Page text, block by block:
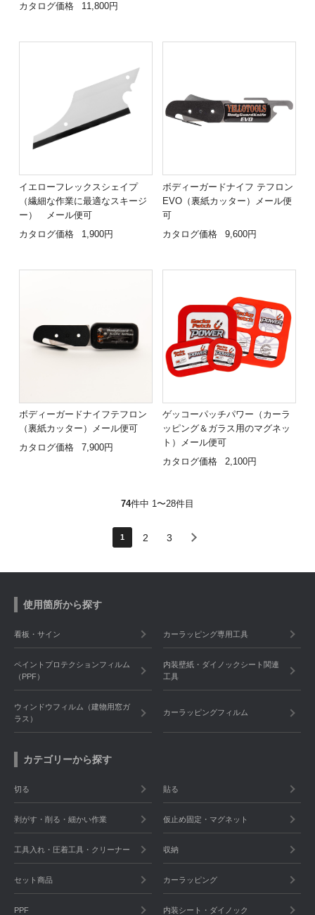
カタログ価格
11,800円
イエローフレックスシェイプ
（繊細な作業に最適なスキージ
ー） メール便可
カタログ価格
1,900円
ボディーガードナイフ テフロン
EVO（裏紙カッター）メール便
可
カタログ価格
9,600円
ボディーガードナイフテフロン
（裏紙カッター）メール便可
カタログ価格
7,900円
ゲッコーパッチパワー（カーラ
ッピング＆ガラス用のマグネッ
ト）メール便可
カタログ価格
2,100円
74件中 1〜28件目
1 2 3
使用箇所から探す
看板・サイン カーラッピング専用工具
ペイントプロテクションフィルム
（PPF）
内装壁紙・ダイノックシート関連
工具
ウィンドウフィルム（建物用窓ガ
ラス）
カーラッピングフィルム
カテゴリーから探す
切る 貼る
剥がす・削る・細かい作業 仮止め固定・マグネット
工具入れ・圧着工具・クリーナー 収納
セット商品 カーラッピング
PPF 内装シート・ダイノック